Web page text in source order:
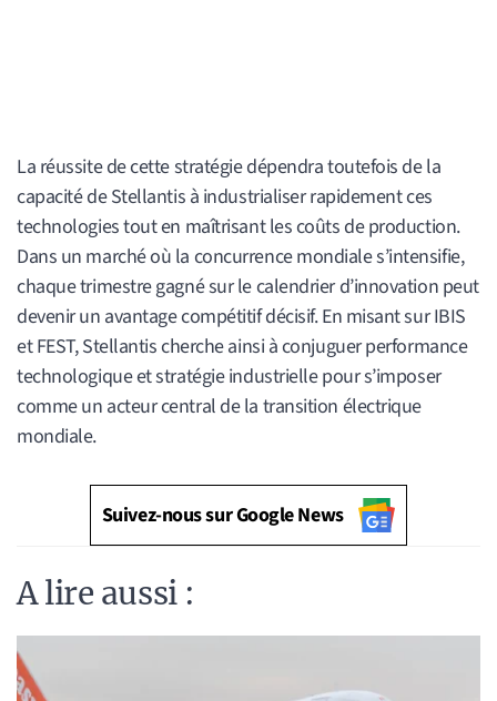
La réussite de cette stratégie dépendra toutefois de la
capacité de Stellantis à industrialiser rapidement ces
technologies tout en maîtrisant les coûts de production.
Dans un marché où la concurrence mondiale s’intensifie,
chaque trimestre gagné sur le calendrier d’innovation peut
devenir un avantage compétitif décisif. En misant sur IBIS
et FEST, Stellantis cherche ainsi à conjuguer performance
technologique et stratégie industrielle pour s’imposer
comme un acteur central de la transition électrique
mondiale.
Suivez-nous sur Google News
A lire aussi :